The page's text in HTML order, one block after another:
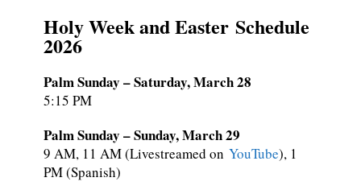
Holy Week and Easter Schedule
2026
Palm Sunday – Saturday, March 28
5:15 PM
Palm Sunday – Sunday, March 29
9 AM, 11 AM (Livestreamed on YouTube), 1
PM (Spanish)